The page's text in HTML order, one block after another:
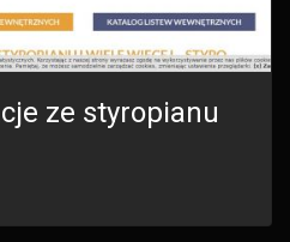
ze styropianu